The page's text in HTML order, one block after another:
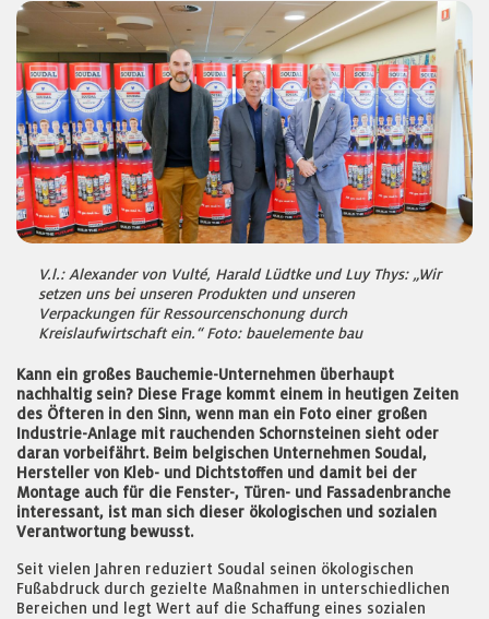
V.l.: Alexander von Vulté, Harald Lüdtke und Luy Thys: „Wir
setzen uns bei unseren Produkten und unseren
Verpackungen für Ressourcenschonung durch
Kreislaufwirtschaft ein.“ Foto: bauelemente bau
Kann ein großes Bauchemie-Unternehmen überhaupt
nachhaltig sein? Diese Frage kommt einem in heutigen Zeiten
des Öfteren in den Sinn, wenn man ein Foto einer großen
Industrie-Anlage mit rauchenden Schornsteinen sieht oder
daran vorbeifährt. Beim belgischen Unternehmen Soudal,
Hersteller von Kleb- und Dichtstoffen und damit bei der
Montage auch für die Fenster-, Türen- und Fassadenbranche
interessant, ist man sich dieser ökologischen und sozialen
Verantwortung bewusst.
Seit vielen Jahren reduziert Soudal seinen ökologischen
Fußabdruck durch gezielte Maßnahmen in unterschiedlichen
Bereichen und legt Wert auf die Schaffung eines sozialen